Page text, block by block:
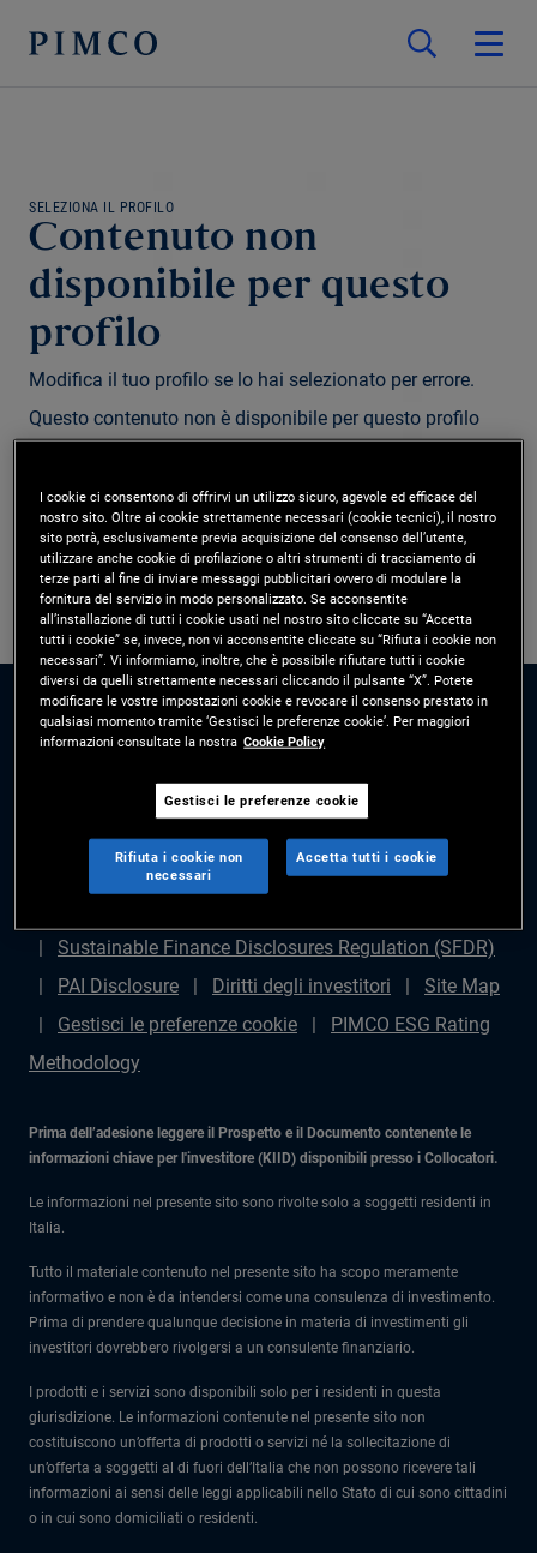
SELEZIONA IL PROFILO
Contenuto non
disponibile per questo
profilo
Modifica il tuo profilo se lo hai selezionato per errore.
Questo contenuto non è disponibile per questo profilo
Modifica profilo
Disclaimer legale Politica sulla privacy
Gestione
Avviso di frode
Diritti degli azionisti
Sustainable Finance Disclosures Regulation (SFDR)
PAI Disclosure
Diritti degli investitori
Site Map
Gestisci le preferenze cookie
PIMCO ESG Rating
Methodology
Prima dell’adesione leggere il Prospetto e il Documento contenente le
informazioni chiave per l'investitore (KIID) disponibili presso i Collocatori.
Le informazioni nel presente sito sono rivolte solo a soggetti residenti in
Italia.
Tutto il materiale contenuto nel presente sito ha scopo meramente
informativo e non è da intendersi come una consulenza di investimento.
Prima di prendere qualunque decisione in materia di investimenti gli
investitori dovrebbero rivolgersi a un consulente finanziario.
I prodotti e i servizi sono disponibili solo per i residenti in questa
giurisdizione. Le informazioni contenute nel presente sito non
costituiscono un’offerta di prodotti o servizi né la sollecitazione di
un’offerta a soggetti al di fuori dell’Italia che non possono ricevere tali
informazioni ai sensi delle leggi applicabili nello Stato di cui sono cittadini
o in cui sono domiciliati o residenti.
I cookie ci consentono di offrirvi un utilizzo sicuro, agevole ed efficace del
nostro sito. Oltre ai cookie strettamente necessari (cookie tecnici), il nostro
sito potrà, esclusivamente previa acquisizione del consenso dell’utente,
utilizzare anche cookie di profilazione o altri strumenti di tracciamento di
terze parti al fine di inviare messaggi pubblicitari ovvero di modulare la
fornitura del servizio in modo personalizzato. Se acconsentite
all’installazione di tutti i cookie usati nel nostro sito cliccate su “Accetta
tutti i cookie” se, invece, non vi acconsentite cliccate su “Rifiuta i cookie non
necessari”. Vi informiamo, inoltre, che è possibile rifiutare tutti i cookie
diversi da quelli strettamente necessari cliccando il pulsante “X”. Potete
modificare le vostre impostazioni cookie e revocare il consenso prestato in
qualsiasi momento tramite ‘Gestisci le preferenze cookie’. Per maggiori
informazioni consultate la nostra Cookie Policy
Gestisci le preferenze cookie
Rifiuta i cookie non
necessari
Accetta tutti i cookie